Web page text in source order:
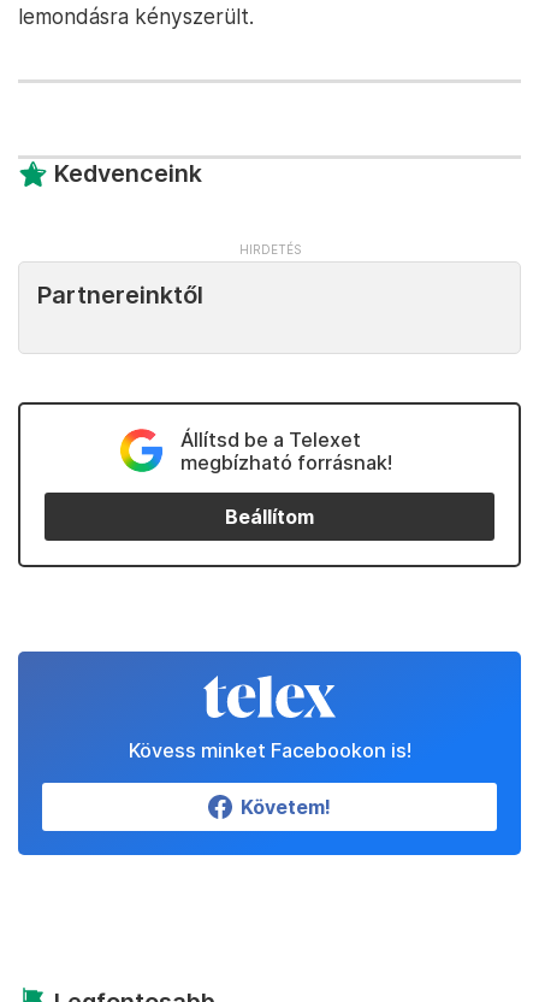
lemondásra kényszerült.
Kedvenceink
Partnereinktől
Állítsd be a Telexet
megbízható forrásnak!
Beállítom
Kövess minket Facebookon is!
Követem!